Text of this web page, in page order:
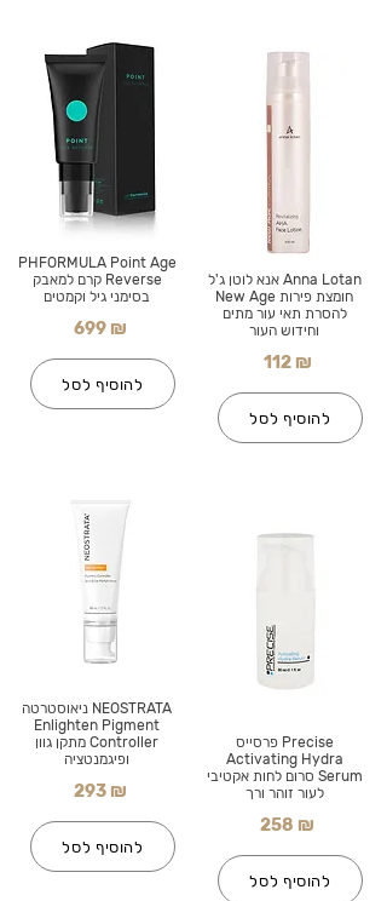
PHFORMULA Point Age
Reverse קרם למאבק
בסימני גיל וקמטים
699 ₪
להוסיף לסל
NEOSTRATA ניאוסטרטה
Enlighten Pigment
Controller מתקן גוון
ופיגמנטציה
293 ₪
להוסיף לסל
Anna Lotan אנא לוטן ג'ל
חומצת פירות New Age
להסרת תאי עור מתים
וחידוש העור
112 ₪
להוסיף לסל
Precise פרסייס
Activating Hydra
Serum סרום לחות אקטיבי
לעור זוהר ורך
258 ₪
להוסיף לסל